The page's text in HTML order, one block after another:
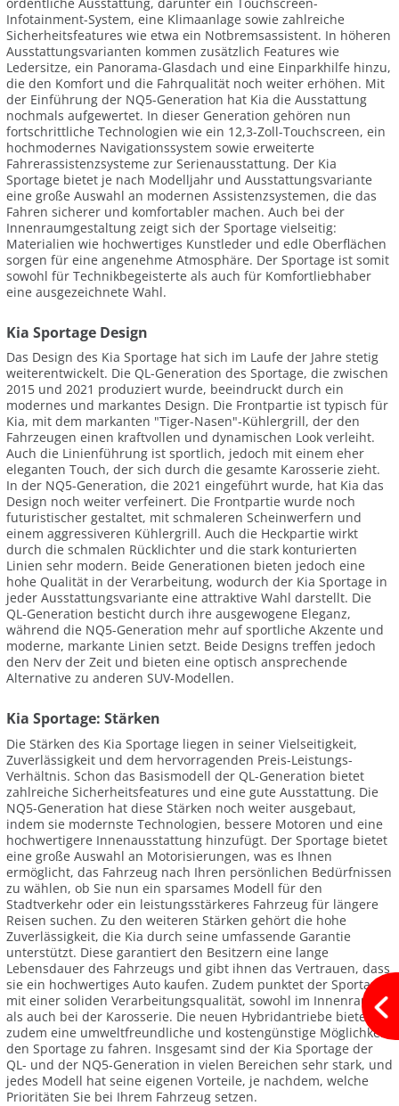
Infotainment-System, eine Klimaanlage sowie zahlreiche
Sicherheitsfeatures wie etwa ein Notbremsassistent. In höheren
Ausstattungsvarianten kommen zusätzlich Features wie
Ledersitze, ein Panorama-Glasdach und eine Einparkhilfe hinzu,
die den Komfort und die Fahrqualität noch weiter erhöhen. Mit
der Einführung der NQ5-Generation hat Kia die Ausstattung
nochmals aufgewertet. In dieser Generation gehören nun
fortschrittliche Technologien wie ein 12,3-Zoll-Touchscreen, ein
hochmodernes Navigationssystem sowie erweiterte
Fahrerassistenzsysteme zur Serienausstattung. Der Kia
Sportage bietet je nach Modelljahr und Ausstattungsvariante
eine große Auswahl an modernen Assistenzsystemen, die das
Fahren sicherer und komfortabler machen. Auch bei der
Innenraumgestaltung zeigt sich der Sportage vielseitig:
Materialien wie hochwertiges Kunstleder und edle Oberflächen
sorgen für eine angenehme Atmosphäre. Der Sportage ist somit
sowohl für Technikbegeisterte als auch für Komfortliebhaber
eine ausgezeichnete Wahl.
Kia Sportage Design
Das Design des Kia Sportage hat sich im Laufe der Jahre stetig
weiterentwickelt. Die QL-Generation des Sportage, die zwischen
2015 und 2021 produziert wurde, beeindruckt durch ein
modernes und markantes Design. Die Frontpartie ist typisch für
Kia, mit dem markanten "Tiger-Nasen"-Kühlergrill, der den
Fahrzeugen einen kraftvollen und dynamischen Look verleiht.
Auch die Linienführung ist sportlich, jedoch mit einem eher
eleganten Touch, der sich durch die gesamte Karosserie zieht.
In der NQ5-Generation, die 2021 eingeführt wurde, hat Kia das
Design noch weiter verfeinert. Die Frontpartie wurde noch
futuristischer gestaltet, mit schmaleren Scheinwerfern und
einem aggressiveren Kühlergrill. Auch die Heckpartie wirkt
durch die schmalen Rücklichter und die stark konturierten
Linien sehr modern. Beide Generationen bieten jedoch eine
hohe Qualität in der Verarbeitung, wodurch der Kia Sportage in
jeder Ausstattungsvariante eine attraktive Wahl darstellt. Die
QL-Generation besticht durch ihre ausgewogene Eleganz,
während die NQ5-Generation mehr auf sportliche Akzente und
moderne, markante Linien setzt. Beide Designs treffen jedoch
den Nerv der Zeit und bieten eine optisch ansprechende
Alternative zu anderen SUV-Modellen.
Kia Sportage: Stärken
Die Stärken des Kia Sportage liegen in seiner Vielseitigkeit,
Zuverlässigkeit und dem hervorragenden Preis-Leistungs-
Verhältnis. Schon das Basismodell der QL-Generation bietet
zahlreiche Sicherheitsfeatures und eine gute Ausstattung. Die
NQ5-Generation hat diese Stärken noch weiter ausgebaut,
indem sie modernste Technologien, bessere Motoren und eine
hochwertigere Innenausstattung hinzufügt. Der Sportage bietet
eine große Auswahl an Motorisierungen, was es Ihnen
ermöglicht, das Fahrzeug nach Ihren persönlichen Bedürfnissen
zu wählen, ob Sie nun ein sparsames Modell für den
Stadtverkehr oder ein leistungsstärkeres Fahrzeug für längere
Reisen suchen. Zu den weiteren Stärken gehört die hohe
Zuverlässigkeit, die Kia durch seine umfassende Garantie
unterstützt. Diese garantiert den Besitzern eine lange
Lebensdauer des Fahrzeugs und gibt ihnen das Vertrauen, dass
sie ein hochwertiges Auto kaufen. Zudem punktet der Sportage
mit einer soliden Verarbeitungsqualität, sowohl im Innenraum
als auch bei der Karosserie. Die neuen Hybridantriebe bieten
zudem eine umweltfreundliche und kostengünstige Möglichkeit,
den Sportage zu fahren. Insgesamt sind der Kia Sportage der
QL- und der NQ5-Generation in vielen Bereichen sehr stark, und
jedes Modell hat seine eigenen Vorteile, je nachdem, welche
Prioritäten Sie bei Ihrem Fahrzeug setzen.